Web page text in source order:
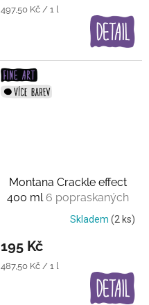
Měrná
497,50 Kč / 1 l
Montana Crackle effect
400 ml 6 popraskaných
barevSkladem (2 ks)
195 Kč
Měrná
487,50 Kč / 1 l